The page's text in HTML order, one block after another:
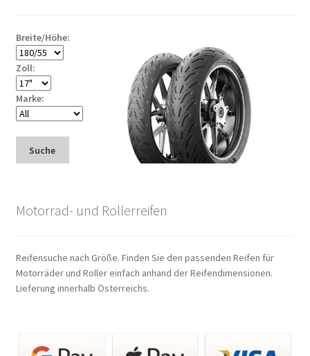
Breite/Höhe:
Zoll:
Marke:
Suche
Motorrad- und Rollerreifen
Reifensuche nach Größe. Finden Sie den passenden Reifen für
Motorräder und Roller einfach anhand der Reifendimensionen.
Lieferung innerhalb Österreichs.